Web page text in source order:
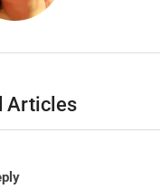
Articles